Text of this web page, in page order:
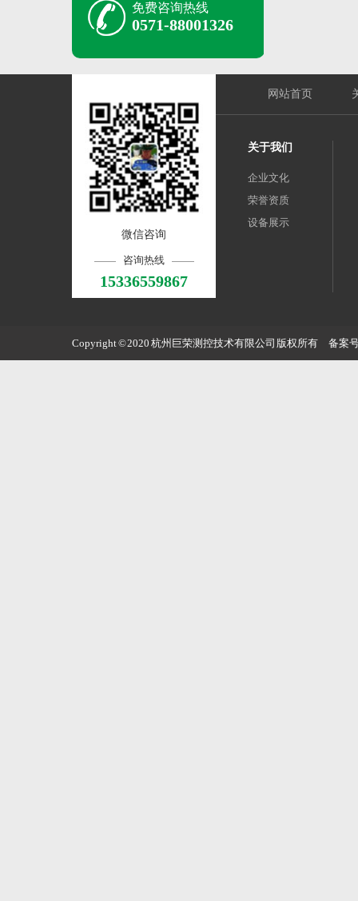
免费咨询热线
0571-88001326
微信咨询
咨询热线
15336559867
网站首页
关于我们
企业文化
荣誉资质
设备展示
Copyright © 2020 杭州巨荣测控技术有限公司 版权所有 备案